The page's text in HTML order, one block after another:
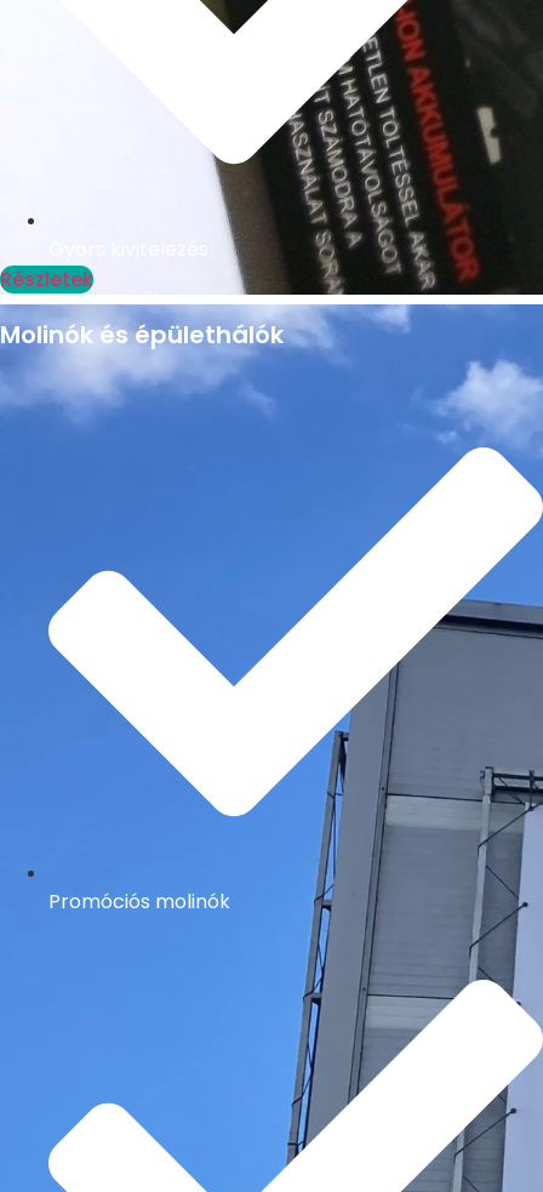
Részletek
Molinók és épülethálók
Promóciós molinók